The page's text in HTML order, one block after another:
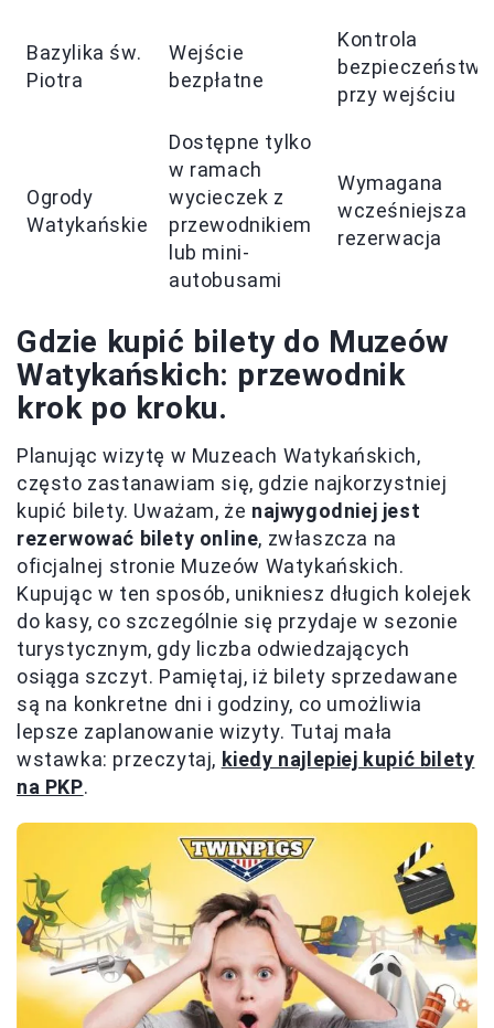
Bazylika św.
Piotra
Wejście
bezpłatne
Kontrola
bezpieczeństwa
przy wejściu
Ogrody
Watykańskie
Dostępne tylko
w ramach
wycieczek z
przewodnikiem
lub mini-
autobusami
Wymagana
wcześniejsza
rezerwacja
Gdzie kupić bilety do Muzeów
Watykańskich: przewodnik
krok po kroku.
Planując wizytę w Muzeach Watykańskich,
często zastanawiam się, gdzie najkorzystniej
kupić bilety. Uważam, że najwygodniej jest
rezerwować bilety online, zwłaszcza na
oficjalnej stronie Muzeów Watykańskich.
Kupując w ten sposób, unikniesz długich kolejek
do kasy, co szczególnie się przydaje w sezonie
turystycznym, gdy liczba odwiedzających
osiąga szczyt. Pamiętaj, iż bilety sprzedawane
są na konkretne dni i godziny, co umożliwia
lepsze zaplanowanie wizyty. Tutaj mała
wstawka: przeczytaj, kiedy najlepiej kupić bilety
na PKP.